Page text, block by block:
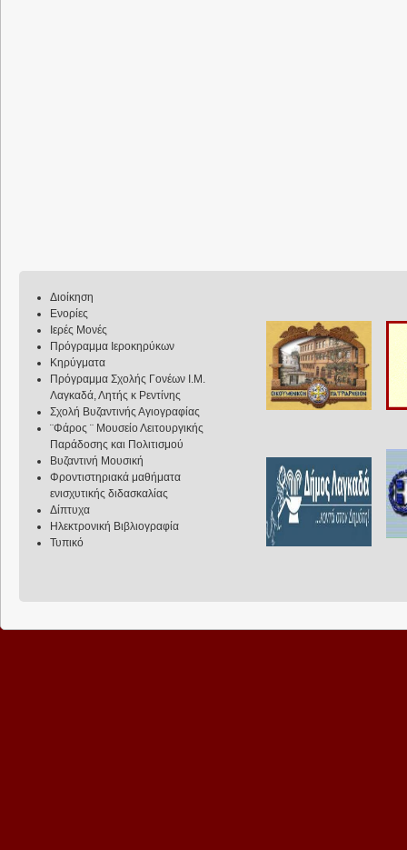
Διοίκηση
Ενορίες
Ιερές Μονές
Πρόγραμμα Ιεροκηρύκων
Κηρύγματα
Πρόγραμμα Σχολής Γονέων Ι.Μ.
Λαγκαδά, Λητής κ Ρεντίνης
Σχολή Βυζαντινής Αγιογραφίας
¨Φάρος ¨ Μουσείο Λειτουργικής
Παράδοσης και Πολιτισμού
Βυζαντινή Μουσική
Φροντιστηριακά μαθήματα
ενισχυτικής διδασκαλίας
Δίπτυχα
Ηλεκτρονική Βιβλιογραφία
Τυπικό